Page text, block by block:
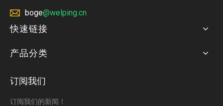
boge@welping.cn
快速链接
产品分类
订阅我们
订阅我们的新闻！